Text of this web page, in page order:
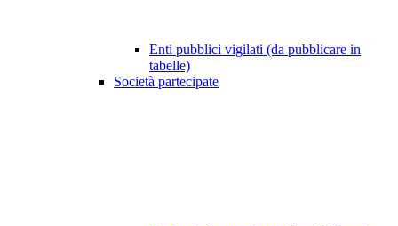
Enti pubblici vigilati (da pubblicare in
tabelle)
Società partecipate